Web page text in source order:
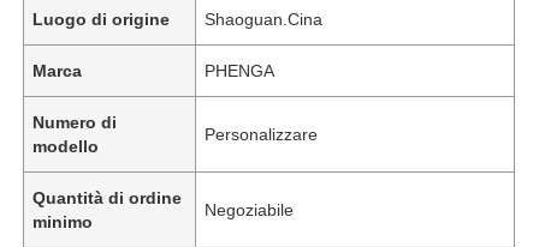
Luogo di origine Shaoguan.Cina
Marca PHENGA
Numero di
modello
Personalizzare
Quantità di ordine
minimo
Negoziabile